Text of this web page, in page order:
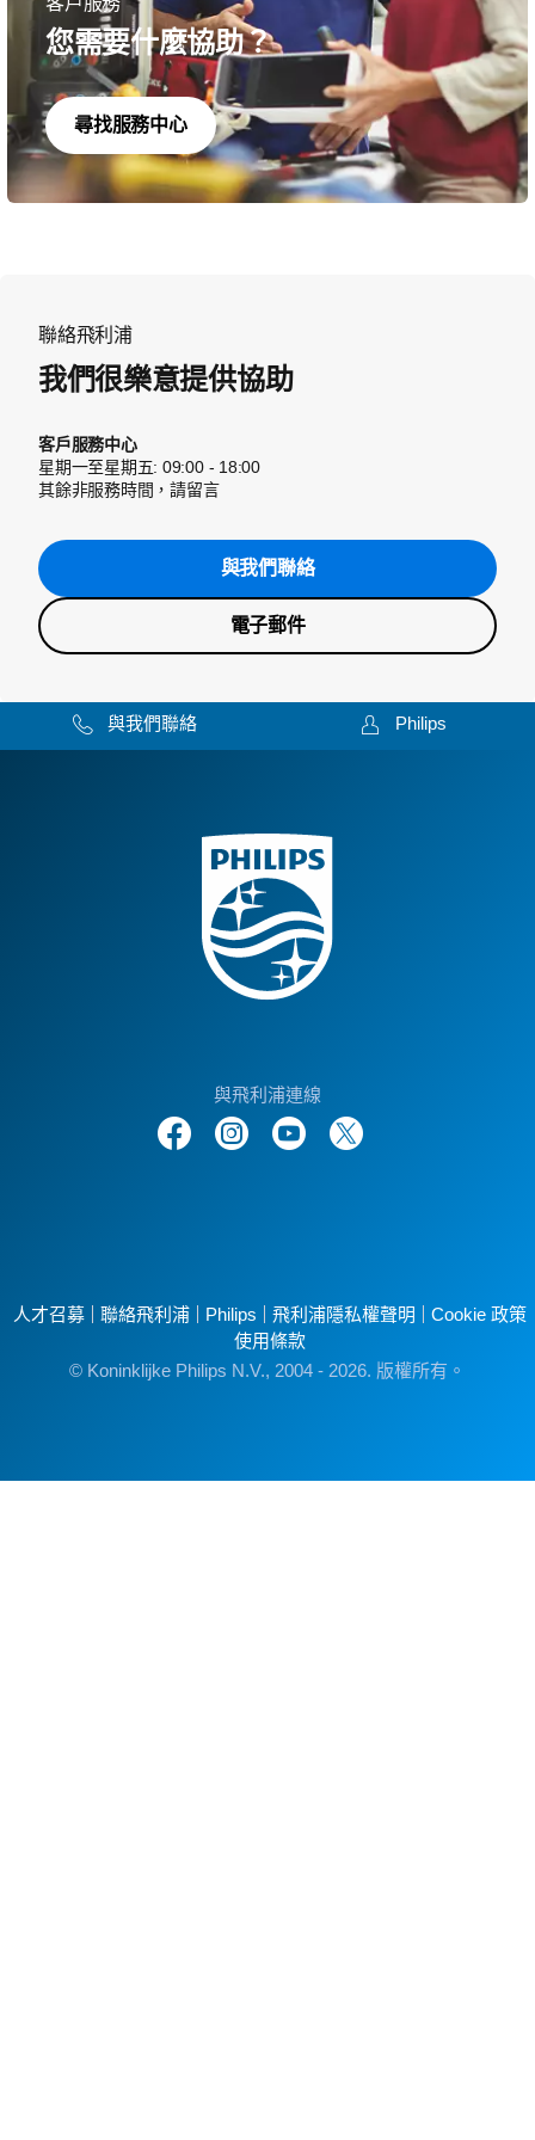
您需要什麼協助？
尋找服務中心
聯絡飛利浦
我們很樂意提供協助
客戶服務中心
星期一至星期五: 09:00 - 18:00
其餘非服務時間，請留言
與我們聯絡
電子郵件
與我們聯絡 Philips
與飛利浦連線
人才召募 聯絡飛利浦 Philips 飛利浦隱私權聲明
Cookie 政策
使用條款
© Koninklijke Philips N.V., 2004 - 2026. 版權所有。